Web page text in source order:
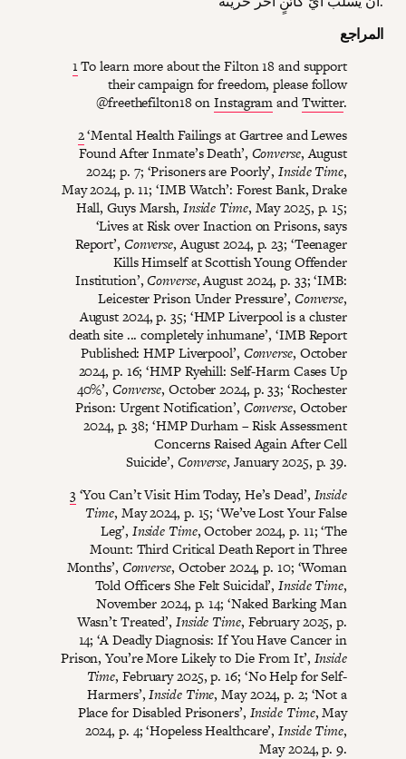
المراجع
1To learn more about the Filton 18 and support
their campaign for freedom, please follow
@freethefilton18 onInstagramandTwitter.
2‘Mental Health Failings at Gartree and Lewes
Found After Inmate’s Death’, Converse, August
2024; p. 7; ‘Prisoners are Poorly’,Inside Time,
May 2024, p. 11; ‘IMB Watch’: Forest Bank, Drake
Hall, Guys Marsh, Inside Time, May 2025, p. 15;
‘Lives at Risk over Inaction on Prisons, says
Report’, Converse, August 2024, p. 23; ‘Teenager
Kills Himself at Scottish Young Offender
Institution’,Converse, August 2024, p. 33; ‘IMB:
Leicester Prison Under Pressure’, Converse,
August 2024, p. 35; ‘HMP Liverpool is a cluster
death site ... completely inhumane’, ‘IMB Report
Published: HMP Liverpool’, Converse, October
2024, p. 16; ‘HMP Ryehill: Self-Harm Cases Up
40%’,Converse, October 2024, p. 33; ‘Rochester
Prison: Urgent Notification’, Converse, October
2024, p. 38; ‘HMP Durham – Risk Assessment
Concerns Raised Again After Cell
Suicide’, Converse, January 2025, p. 39.
3‘You Can’t Visit Him Today, He’s Dead’, Inside
Time, May 2024, p. 15; ‘We’ve Lost Your False
Leg’, Inside Time, October 2024, p. 11; ‘The
Mount: Third Critical Death Report in Three
Months’, Converse, October 2024, p. 10; ‘Woman
Told Officers She Felt Suicidal’,Inside Time,
November 2024, p. 14; ‘Naked Barking Man
Wasn’t Treated’, Inside Time, February 2025, p.
14; ‘A Deadly Diagnosis: If You Have Cancer in
Prison, You’re More Likely to Die From It’, Inside
Time, February 2025, p. 16; ‘No Help for Self-
Harmers’,Inside Time, May 2024, p. 2; ‘Not a
Place for Disabled Prisoners’, Inside Time, May
2024, p. 4; ‘Hopeless Healthcare’,Inside Time,
May 2024, p. 9.